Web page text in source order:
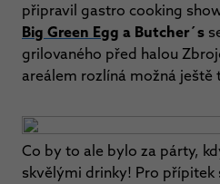
připravil gastro cooking
Big Green Egg a Butcher´s
grilovaného před halou
areálem rozlíná možná ještě
Co by to ale bylo za párty,
skvělými drinky! Pro přípitek